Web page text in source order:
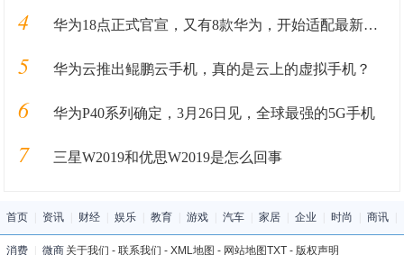
4 华为18点正式官宣，又有8款华为，开始适配最新华为手机系统！
5 华为云推出鲲鹏云手机，真的是云上的虚拟手机？
6 华为P40系列确定，3月26日见，全球最强的5G手机
7 三星W2019和优思W2019是怎么回事
首页 资讯 财经 娱乐 教育 游戏 汽车 家居 企业 时尚 商讯
消费 微商 关于我们 - 联系我们 - XML地图 - 网站地图TXT- 版权声明